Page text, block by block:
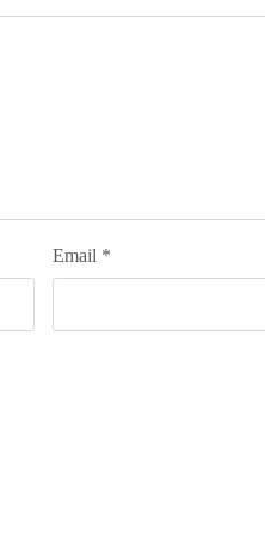
Email *